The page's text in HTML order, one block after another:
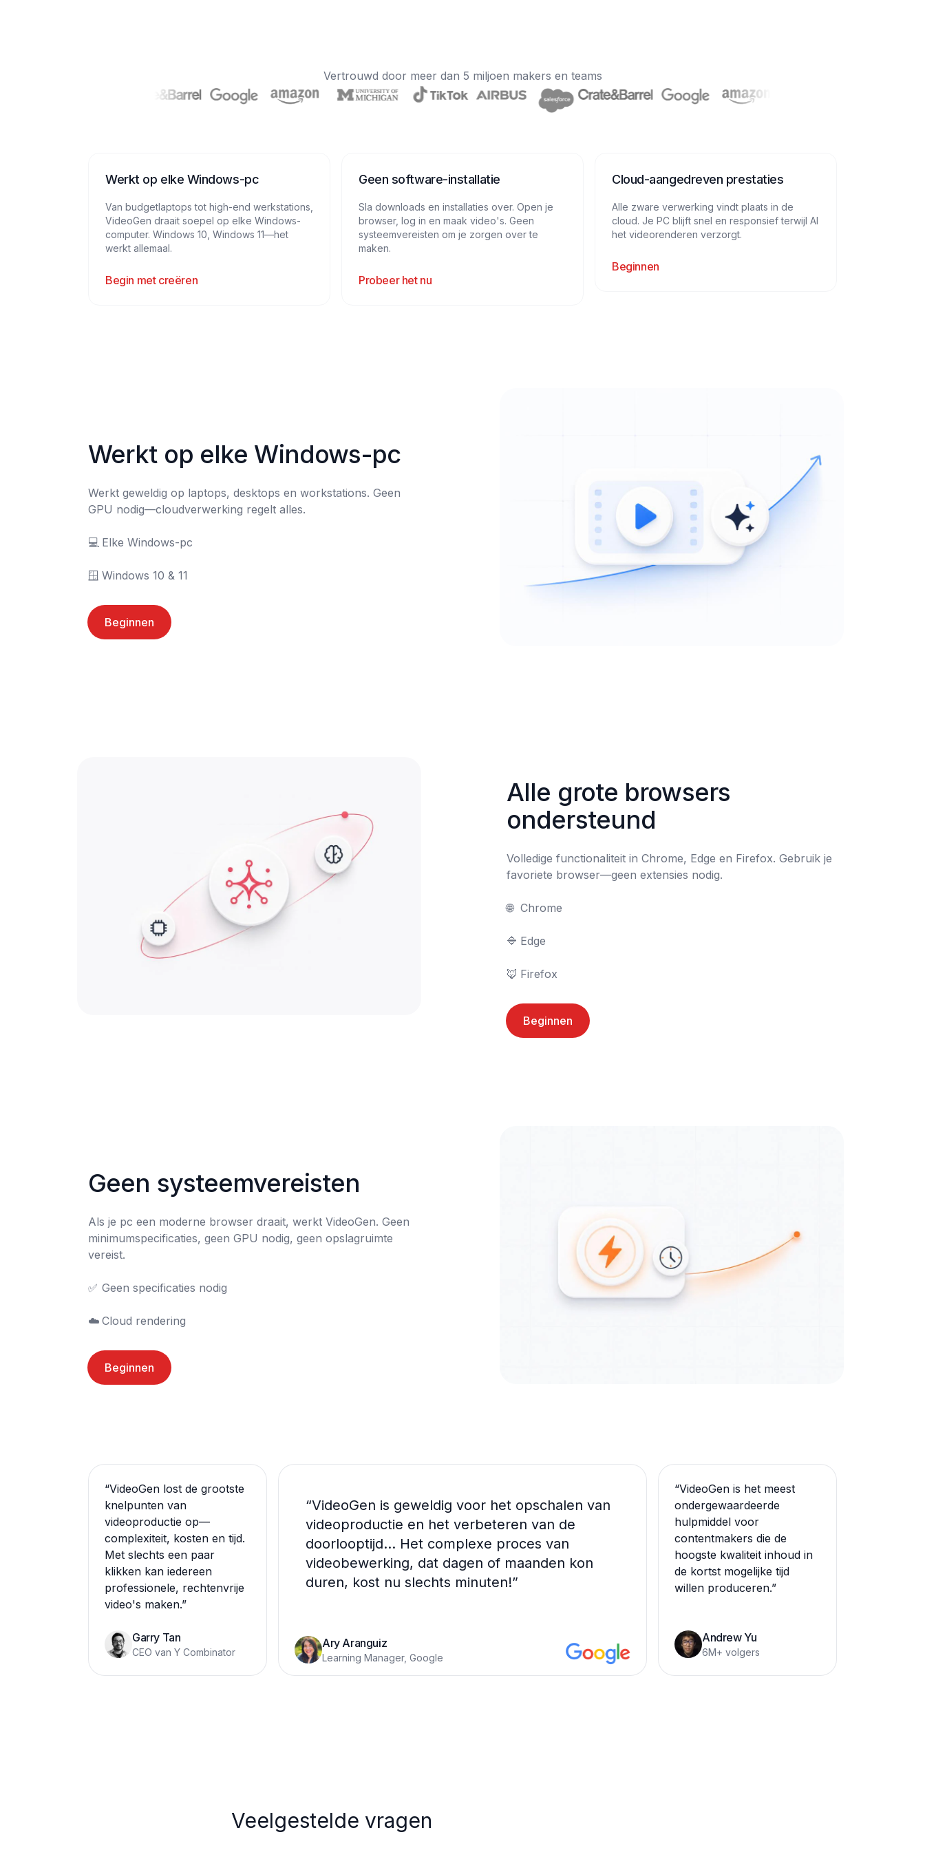
Vertrouwd door meer dan 5 miljoen makers en teams
Werkt op elke Windows-pc
Van budgetlaptops tot high-end werkstations,
VideoGen draait soepel op elke Windows-
computer. Windows 10, Windows 11—het
werkt allemaal.
Begin met creëren
Geen software-installatie
Sla downloads en installaties over. Open je
browser, log in en maak video's. Geen
systeemvereisten om je zorgen over te
maken.
Probeer het nu
Cloud-aangedreven prestaties
Alle zware verwerking vindt plaats in de
cloud. Je PC blijft snel en responsief terwijl AI
het videorenderen verzorgt.
Beginnen
Werkt op elke Windows-pc
Werkt geweldig op laptops, desktops en workstations. Geen
GPU nodig—cloudverwerking regelt alles.
💻	Elke Windows-pc
🪟	Windows 10 & 11
Beginnen
Alle grote browsers
ondersteund
Volledige functionaliteit in Chrome, Edge en Firefox. Gebruik je
favoriete browser—geen extensies nodig.
🌐	Chrome
🔷	Edge
🦊	Firefox
Beginnen
Geen systeemvereisten
Als je pc een moderne browser draait, werkt VideoGen. Geen
minimumspecificaties, geen GPU nodig, geen opslagruimte
vereist.
✅	Geen specificaties nodig
☁️	Cloud rendering
Beginnen
“VideoGen is geweldig voor het opschalen van
videoproductie en het verbeteren van de
doorlooptijd... Het complexe proces van
videobewerking, dat dagen of maanden kon
duren, kost nu slechts minuten!”
Ary Aranguiz
Learning Manager, Google
“VideoGen lost de grootste
knelpunten van
videoproductie op—
complexiteit, kosten en tijd.
Met slechts een paar
klikken kan iedereen
professionele, rechtenvrije
video's maken.”
Garry Tan
CEO van Y Combinator
“VideoGen is het meest
ondergewaardeerde
hulpmiddel voor
contentmakers die de
hoogste kwaliteit inhoud in
de kortst mogelijke tijd
willen produceren.”
Andrew Yu
6M+ volgers
Veelgestelde vragen